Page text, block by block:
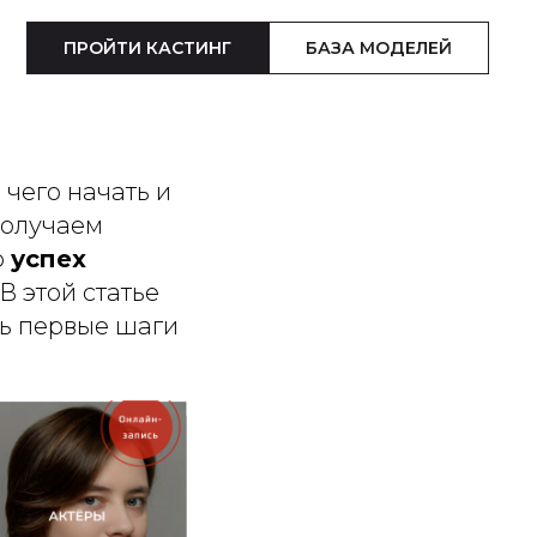
ПРОЙТИ КАСТИНГ БАЗА МОДЕЛЕЙ
начать и
успех
этой статье
первые шаги